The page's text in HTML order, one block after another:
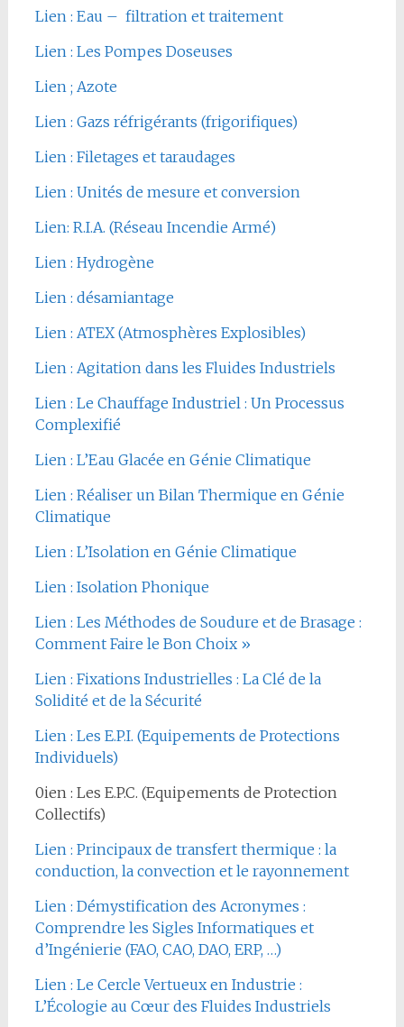
Lien : Eau – filtration et traitement
Lien : Les Pompes Doseuses
Lien ; Azote
Lien : Gazs réfrigérants (frigorifiques)
Lien : Filetages et taraudages
Lien : Unités de mesure et conversion
Lien: R.I.A. (Réseau Incendie Armé)
Lien : Hydrogène
Lien : désamiantage
Lien : ATEX (Atmosphères Explosibles)
Lien : Agitation dans les Fluides Industriels
Lien : Le Chauffage Industriel : Un Processus
Complexifié
Lien : L’Eau Glacée en Génie Climatique
Lien : Réaliser un Bilan Thermique en Génie
Climatique
Lien : L’Isolation en Génie Climatique
Lien : Isolation Phonique
Lien : Les Méthodes de Soudure et de Brasage :
Comment Faire le Bon Choix »
Lien : Fixations Industrielles : La Clé de la
Solidité et de la Sécurité
Lien : Les E.P.I. (Equipements de Protections
Individuels)
0ien : Les E.P.C. (Equipements de Protection
Collectifs)
Lien : Principaux de transfert thermique : la
conduction, la convection et le rayonnement
Lien : Démystification des Acronymes :
Comprendre les Sigles Informatiques et
d’Ingénierie (FAO, CAO, DAO, ERP, …)
Lien : Le Cercle Vertueux en Industrie :
L’Écologie au Cœur des Fluides Industriels